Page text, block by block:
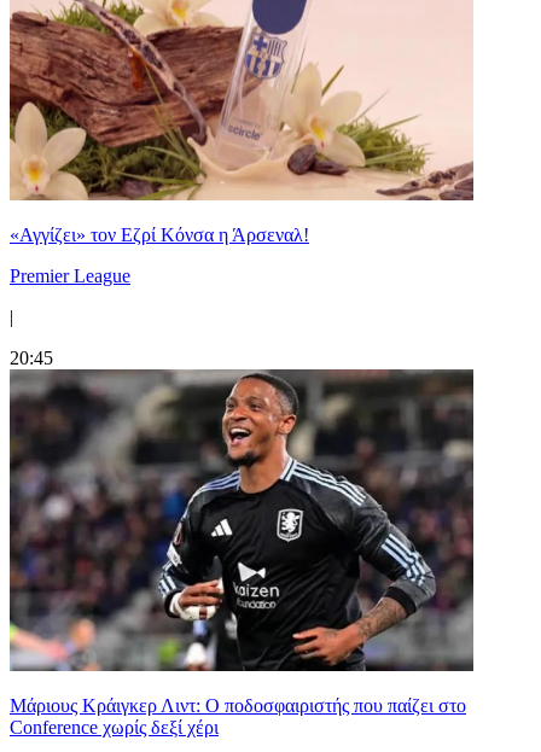
«Αγγίζει» τον Εζρί Κόνσα η Άρσεναλ!
Premier League
|
20:45
Μάριους Κράιγκερ Λιντ: Ο ποδοσφαιριστής που παίζει στο
Conference χωρίς δεξί χέρι